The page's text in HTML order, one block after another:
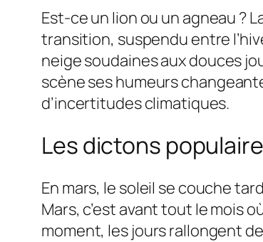
Est-ce un lion ou un agneau ?
transition, suspendu entre
neige soudaines aux douces
scène ses humeurs
d’incertitudes climatiques.
Les dictons
En mars, le soleil se couche
Mars, c’est avant tout le mois
moment, les jours rallongent